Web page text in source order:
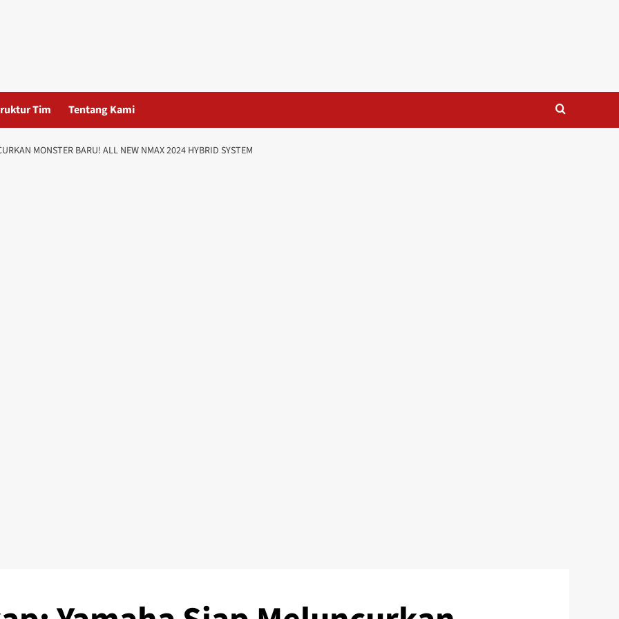
Tim Tentang Kami
MONSTER BARU! ALL NEW NMAX 2024 HYBRID SYSTEM